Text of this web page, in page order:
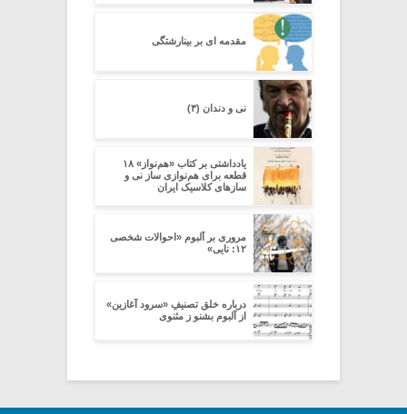
مقدمه ای بر بینارشتگی
نی و دندان (۳)
یادداشتی بر کتاب «هم‌نواز» ۱۸
قطعه برای هم‌نوازی ساز نی و
سازهای کلاسیک ایران
مروری بر آلبوم «احوالات شخصی
۱۲: نایی»
درباره خلق تصنیفِ «سرود آغازین»
از آلبوم بشنو ز مثنوی